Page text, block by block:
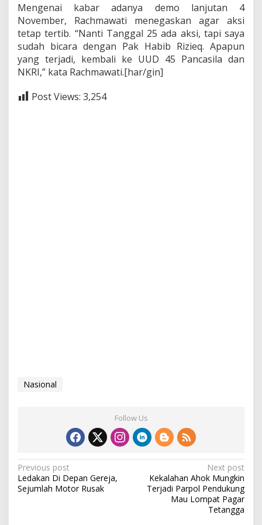
Mengenai kabar adanya demo lanjutan 4
November, Rachmawati menegaskan agar aksi
tetap tertib. “Nanti Tanggal 25 ada aksi, tapi saya
sudah bicara dengan Pak Habib Rizieq. Apapun
yang terjadi, kembali ke UUD 45 Pancasila dan
NKRI,” kata Rachmawati.[har/gin]
Post Views: 3,254
Nasional
Follow Us
P
o
Previous post
Ledakan Di Depan Gereja,
Sejumlah Motor Rusak
Next post
Kekalahan Ahok Mungkin
Terjadi Parpol Pendukung
Mau Lompat Pagar
Tetangga